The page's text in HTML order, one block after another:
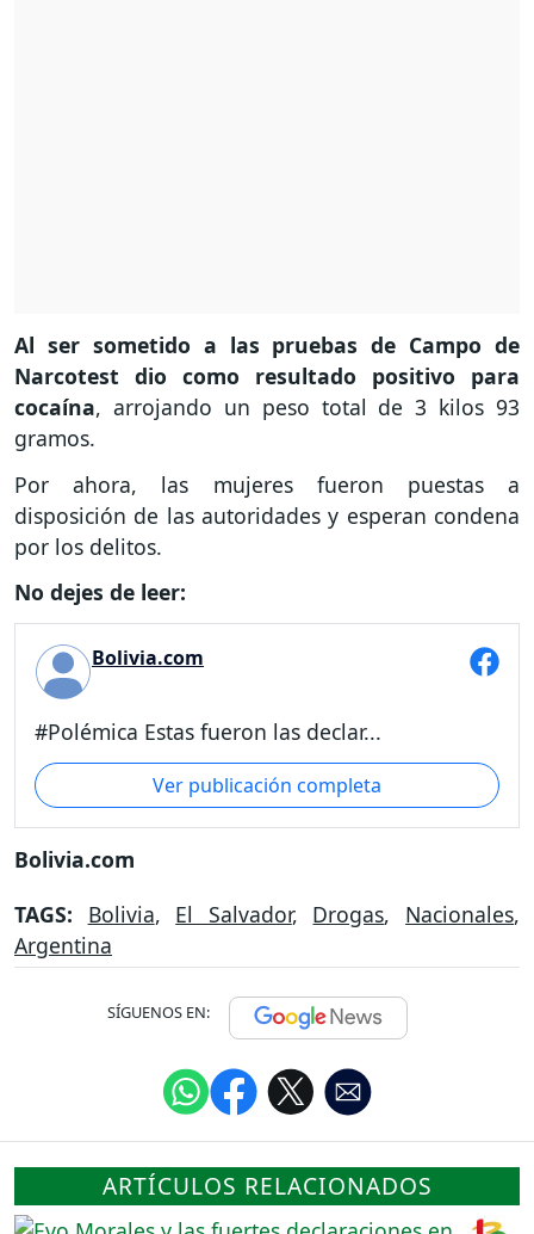
Al ser sometido a las pruebas de Campo de
Narcotest dio como resultado positivo para
cocaína, arrojando un peso total de 3 kilos 93
gramos.
Por ahora, las mujeres fueron puestas a
disposición de las autoridades y esperan condena
por los delitos.
No dejes de leer:
Bolivia.com
#Polémica Estas fueron las declar...
Ver publicación completa
Bolivia.com
TAGS: Bolivia, El Salvador, Drogas, Nacionales,
Argentina
SÍGUENOS EN:
ARTÍCULOS RELACIONADOS